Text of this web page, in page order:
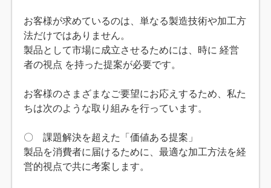
お客様が求めているのは、単なる製造技術や加工方
法だけではありません。
製品として市場に成立させるためには、時に 経営
者の視点 を持った提案が必要です。
お客様のさまざまなご要望にお応えするため、私た
ちは次のような取り組みを行っています。
〇 課題解決を超えた「価値ある提案」
製品を消費者に届けるために、最適な加工方法を経
営的視点で共に考案します。